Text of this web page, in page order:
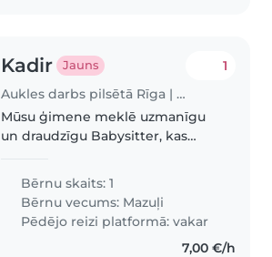
Kadir Jauns
Aukles darbs pilsētā Rīga | Babysits
1
Mūsu ģimene meklē uzmanīgu
un draudzīgu Babysitter, kas
iepazīšanās ar jauniem cilvēkiem.
Priekšroka balsij, kas runā
angliski,..
Bērnu skaits: 1
Bērnu vecums: Mazuļi
Pēdējo reizi platformā: vakar
7,00 €/h